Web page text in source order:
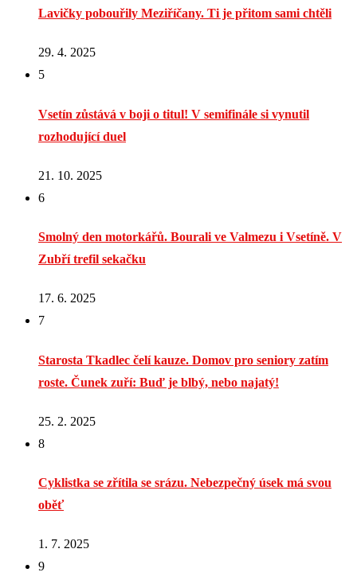
Lavičky pobouřily Meziříčany. Ti je přitom sami chtěli
29. 4. 2025
5
Vsetín zůstává v boji o titul! V semifinále si vynutil
rozhodující duel
21. 10. 2025
6
Smolný den motorkářů. Bourali ve Valmezu i Vsetíně. V
Zubří trefil sekačku
17. 6. 2025
7
Starosta Tkadlec čelí kauze. Domov pro seniory zatím
roste. Čunek zuří: Buď je blbý, nebo najatý!
25. 2. 2025
8
Cyklistka se zřítila se srázu. Nebezpečný úsek má svou
oběť
1. 7. 2025
9